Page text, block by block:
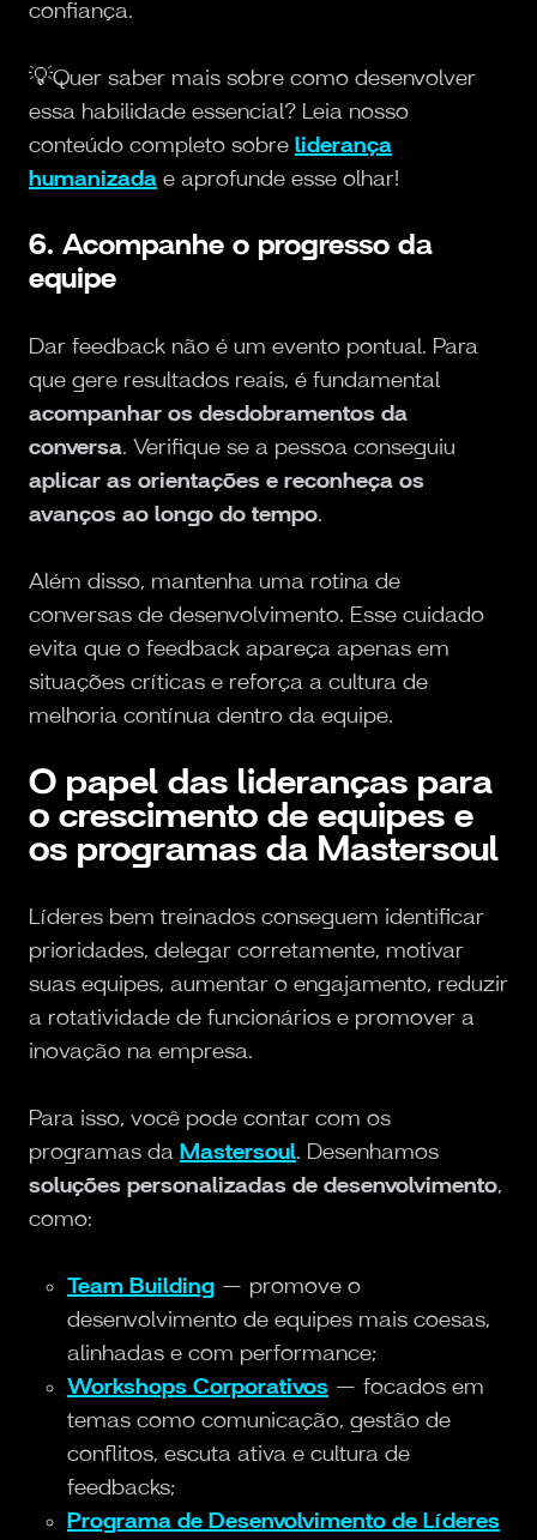
confiança.
💡Quer saber mais sobre como desenvolver
essa habilidade essencial? Leia nosso
conteúdo completo sobre liderança
humanizada e aprofunde esse olhar!
6. Acompanhe o progresso da
equipe
Dar feedback não é um evento pontual. Para
que gere resultados reais, é fundamental
acompanhar os desdobramentos da
conversa. Verifique se a pessoa conseguiu
aplicar as orientações e reconheça os
avanços ao longo do tempo.
Além disso, mantenha uma rotina de
conversas de desenvolvimento. Esse cuidado
evita que o feedback apareça apenas em
situações críticas e reforça a cultura de
melhoria contínua dentro da equipe.
O papel das lideranças para
o crescimento de equipes e
os programas da Mastersoul
Líderes bem treinados conseguem identificar
prioridades, delegar corretamente, motivar
suas equipes, aumentar o engajamento, reduzir
a rotatividade de funcionários e promover a
inovação na empresa.
Para isso, você pode contar com os
programas da Mastersoul. Desenhamos
soluções personalizadas de desenvolvimento,
como:
Team Building — promove o
desenvolvimento de equipes mais coesas,
alinhadas e com performance;
Workshops Corporativos — focados em
temas como comunicação, gestão de
conflitos, escuta ativa e cultura de
feedbacks;
Programa de Desenvolvimento de Líderes